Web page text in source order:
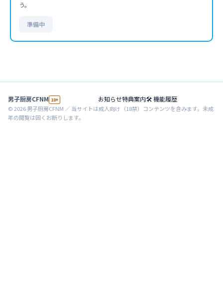
う。
準備中
男子厨房CFNM 18+ お知らせ特典案内🛠 機能履歴
©2026男子厨房CFNM ／ 当サイトは成人向け（18禁）コンテンツを含みます。未成
年の閲覧は固くお断りします。